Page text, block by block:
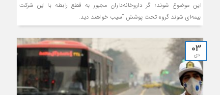
این موضوع شوند؛ اگر داروخانه‌داران مجبور به قطع رابطه با این شرکت
بیمه‌ای شوند گروه تحت پوشش آسیب خواهند دید.
03
دی